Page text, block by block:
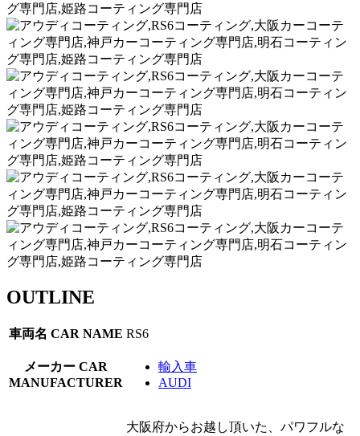
OUTLINE
車両名 CAR NAME RS6
メーカー CAR
MANUFACTURER
輸入車
AUDI
大阪府からお越し頂いた、パワフルな